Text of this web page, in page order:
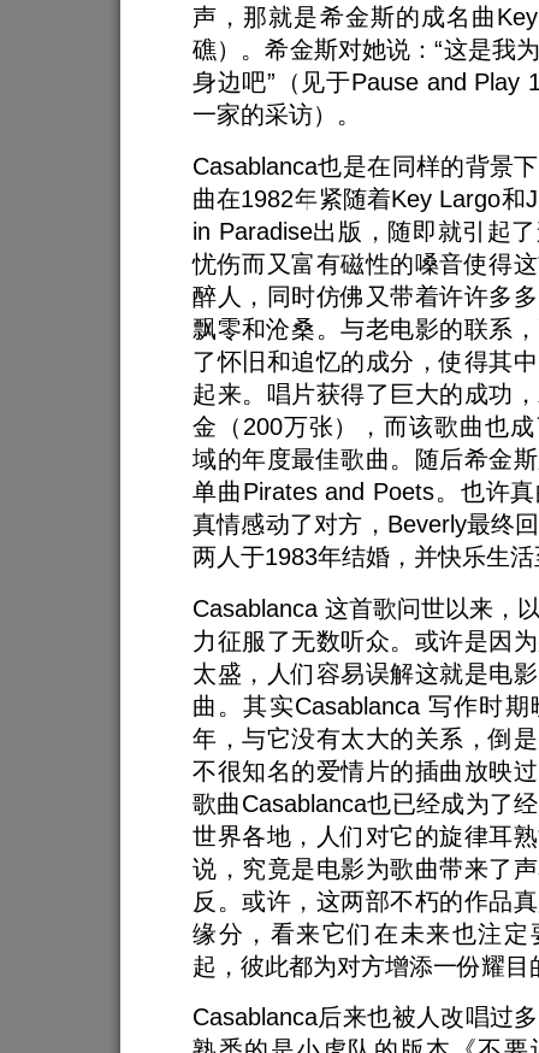
声，那就是希金斯的成名曲
礁）。希金斯对她说：“这是我
身边吧”（见于Pause and Play
一家的采访）。
Casablanca也是在同样的背景
曲在1982年紧随着Key Largo和
in Paradise出版，随即就引起
忧伤而又富有磁性的嗓音使得
醉人，同时仿佛又带着许许多
飘零和沧桑。与老电影的联系
了怀旧和追忆的成分，使得其
起来。唱片获得了巨大的成功
金（200万张），而该歌曲也
域的年度最佳歌曲。随后希金
单曲Pirates and Poets。也许
真情感动了对方，Beverly最终
两人于1983年结婚，并快乐生
Casablanca 这首歌问世以来，
力征服了无数听众。或许是因
太盛，人们容易误解这就是电
曲。其实Casablanca 写作时
年，与它没有太大的关系，倒
不很知名的爱情片的插曲放映
歌曲Casablanca也已经成为了
世界各地，人们对它的旋律耳
说，究竟是电影为歌曲带来了
反。或许，这两部不朽的作品
缘分，看来它们在未来也注定
起，彼此都为对方增添一份耀目
Casablanca后来也被人改唱过